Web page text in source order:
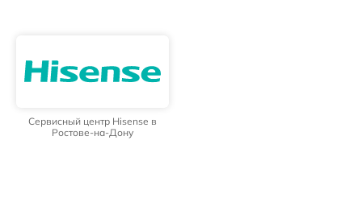
Сервисный центр Hisense в
Ростове-на-Дону